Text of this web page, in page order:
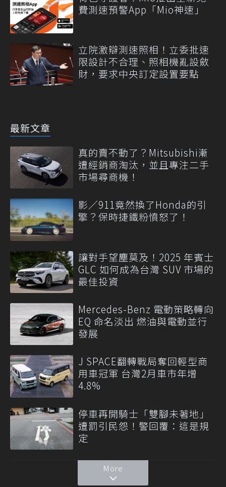
費測速預警App「Mio神速」
立院激辯測速照相！立委批速
限設計不合理、照相機亂設斂
財，要求中央訂定設置要點
最新文章
真的賣不動了？Mitsubishi漸
遭經銷商淘汰，並且專注二手
市場尋商機！
影／911竟然換了Honda的引
擎？保時捷鐵粉憤怒了！
讓對手望塵莫及！2025 年賓士
GLC 如何成為台灣 SUV 市場的
最佳投資
Mercedes-Benz 電動策略轉向
EQ 命名淡出 燃油與電動並行
發展
J SPACE翻轉戰局奪回輕型商
用車冠軍 台灣2月車市年增
4.8%
停車再開騎士「雙腳未著地」
遭罰引民怨！警回覆：這是規
定
More